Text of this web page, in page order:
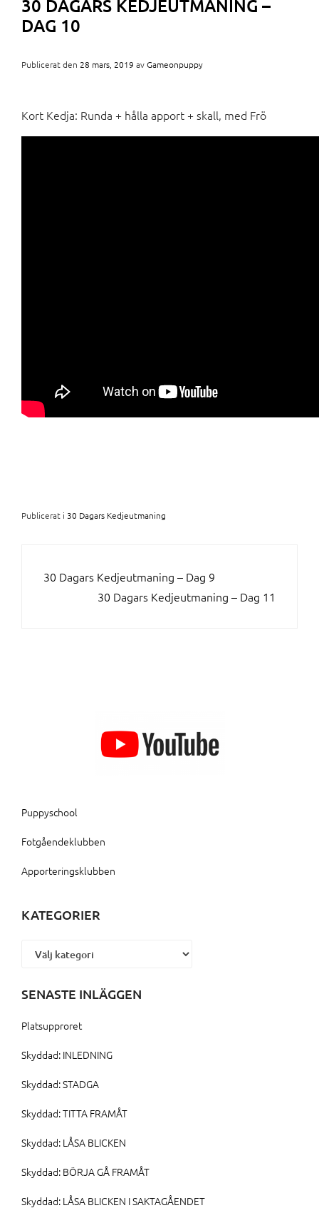
30 DAGARS KEDJEUTMANING –
DAG 10
Publicerat den 28 mars, 2019 avGameonpuppy
Kort Kedja: Runda + hålla apport + skall, med Frö
Publicerat i 30 Dagars Kedjeutmaning
INLÄGGSNAVIGERING
30 Dagars Kedjeutmaning – Dag 9
30 Dagars Kedjeutmaning – Dag 11
Puppyschool
Fotgåendeklubben
Apporteringsklubben
KATEGORIER
Kategorier
SENASTE INLÄGGEN
Platsupproret
Skyddad: INLEDNING
Skyddad: STADGA
Skyddad: TITTA FRAMÅT
Skyddad: LÅSA BLICKEN
Skyddad: BÖRJA GÅ FRAMÅT
Skyddad: LÅSA BLICKEN I SAKTAGÅENDET